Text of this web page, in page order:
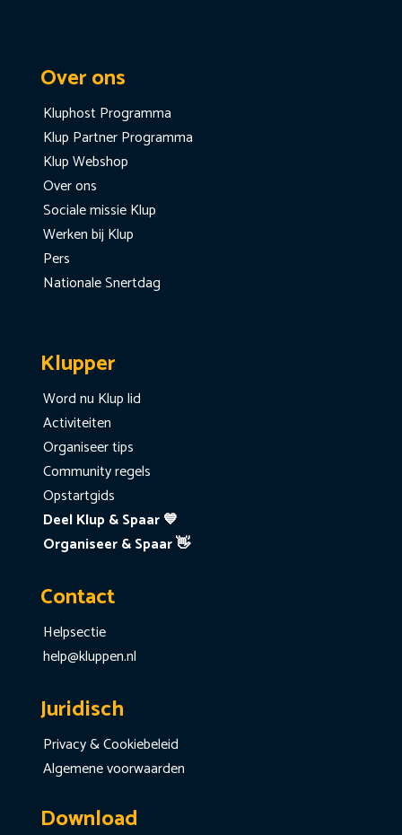
Over ons
Kluphost Programma
Klup Partner Programma
Klup Webshop
Over ons
Sociale missie Klup
Werken bij Klup
Pers
Nationale Snertdag
Klupper
Word nu Klup lid
Activiteiten
Organiseer tips
Community regels
Opstartgids
Deel Klup & Spaar 💙
Organiseer & Spaar 👋
Contact
Helpsectie
help@kluppen.nl
Juridisch
Privacy & Cookiebeleid
Algemene voorwaarden
Download